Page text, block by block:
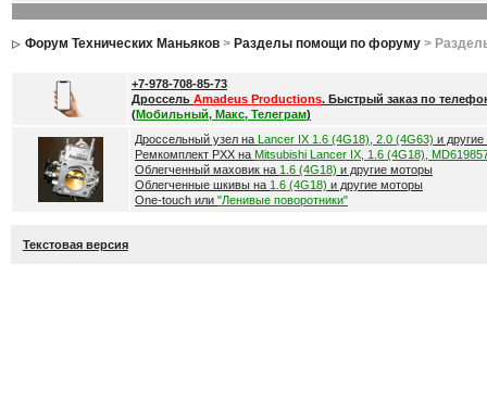
Форум Технических Маньяков> Разделы помощи по форуму>
+7-978-708-85-73
Дроссель Amadeus Productions. Быстрый заказ по
(Мобильный, Макс, Телеграм)
Дроссельный узел на Lancer IX 1.6 (4G18), 2.0 (4G63) и
Ремкомплект РХХ на Mitsubishi Lancer IX, 1.6 (4G18),
Облегченный маховик на 1.6 (4G18) и другие моторы
Облегченные шкивы на 1.6 (4G18) и другие моторы
One-touch или "Ленивые поворотники"
Текстовая версия